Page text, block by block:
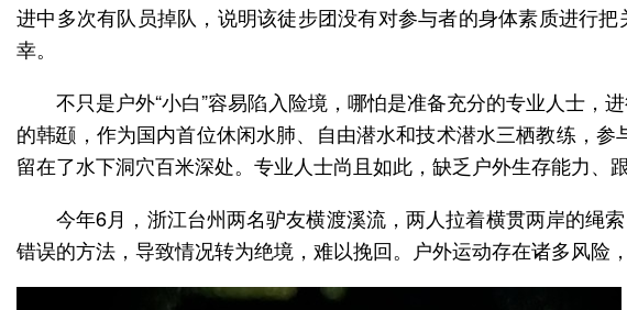
进中多次有队员掉队，说明该徒步团没有对参与者的身体素质进行
幸。
不只是户外“小白”容易陷入险境，哪怕是准备充分的专业人士，
的韩颋，作为国内首位休闲水肺、自由潜水和技术潜水三栖教练，
留在了水下洞穴百米深处。专业人士尚且如此，缺乏户外生存能力、
今年6月，浙江台州两名驴友横渡溪流，两人拉着横贯两岸的绳
错误的方法，导致情况转为绝境，难以挽回。户外运动存在诸多风险